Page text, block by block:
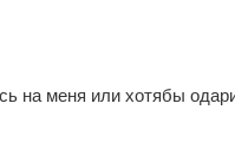
на меня или хотябы